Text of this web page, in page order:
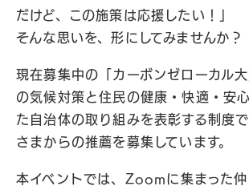
だけど、この施策は応援したい！」
そんな思いを、形にしてみませんか？
現在募集中の「カーボンゼローカル
の気候対策と住民の健康・快適・安
た自治体の取り組みを表彰する制度
さまからの推薦を募集しています。
本イベントでは、Zoomに集まった仲